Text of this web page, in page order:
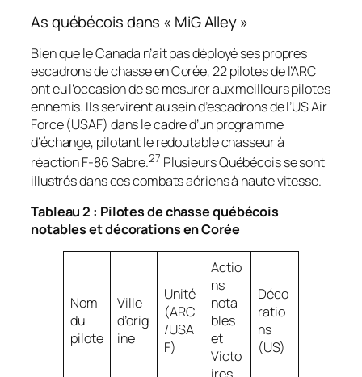
As québécois dans « MiG Alley »
Bien que le Canada n’ait pas déployé ses propres
escadrons de chasse en Corée, 22 pilotes de l’ARC
ont eu l’occasion de se mesurer aux meilleurs pilotes
ennemis. Ils servirent au sein d’escadrons de l’US Air
Force (USAF) dans le cadre d’un programme
d’échange, pilotant le redoutable chasseur à
réaction F-86 Sabre.27 Plusieurs Québécois se sont
illustrés dans ces combats aériens à haute vitesse.
Tableau 2 : Pilotes de chasse québécois
notables et décorations en Corée
Nom
du
pilote
Ville
d’orig
ine
Unité
(ARC
/USA
F)
Actio
ns
nota
bles
et
Victo
Déco
ratio
ns
(US)